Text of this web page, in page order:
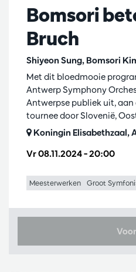
Bomsori
Bruch
Shiyeon Sung, Bomsori
Vr 08.11.2024– 20:00
Met dit bloedmooie
Antwerp Symphony
Antwerpse publiek uit,
tournee door Slovenië,
Koningin Elisabethzaal,
Meesterwerken Groot